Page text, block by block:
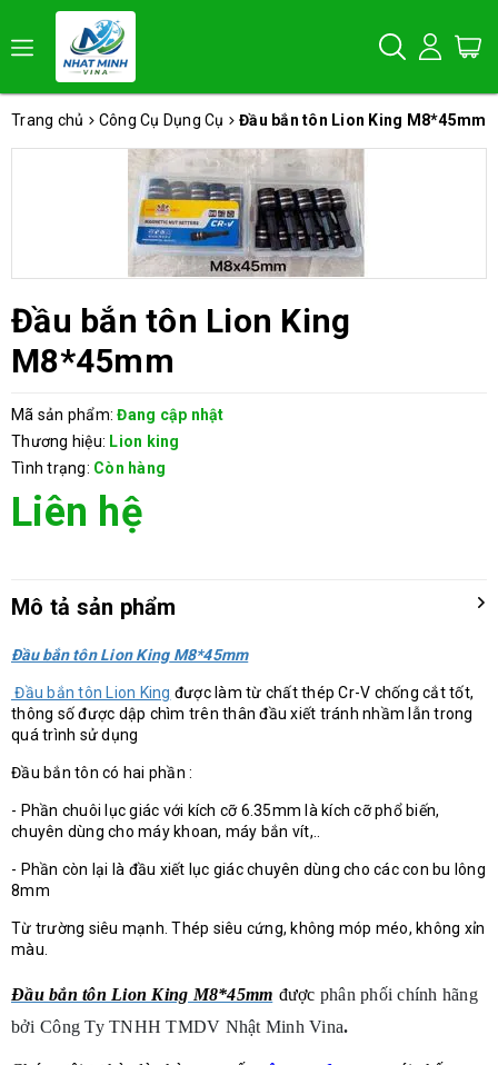
Trang chủ Công Cụ Dụng Cụ Đầu bắn tôn Lion King M8*45mm
Đầu bắn tôn Lion King
M8*45mm
Mã sản phẩm: Đang cập nhật
Thương hiệu: Lion king
Tình trạng: Còn hàng
Liên hệ
Mô tả sản phẩm
Đầu bắn tôn Lion KingM8*45mm
Đầu bắn tôn Lion King được làm từ chất thép Cr-V chống cắt tốt,
thông số được dập chìm trên thân đầu xiết tránh nhầm lẫn trong
quá trình sử dụng
Đầu bắn tôn có hai phần :
- Phần chuôi lục giác với kích cỡ 6.35mm là kích cỡ phổ biến,
chuyên dùng cho máy khoan, máy bắn vít,..
- Phần còn lại là đầu xiết lục giác chuyên dùng cho các con bu lông
8mm
Từ trường siêu mạnh. Thép siêu cứng, không móp méo, không xỉn
màu.
Đầu bắn tôn Lion King M8*45mm được phân phối chính hãng
bởi Công Ty TNHH TMDV Nhật Minh Vina.